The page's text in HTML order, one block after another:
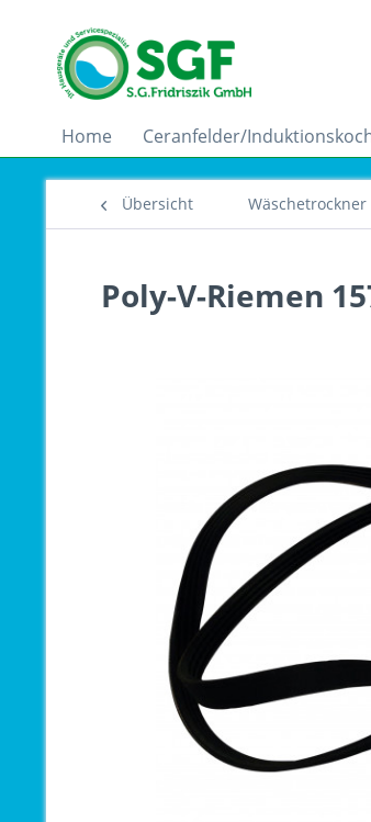
Home Ceranfelder/
Übersicht Wäschetrockner
Poly-V-Riemen